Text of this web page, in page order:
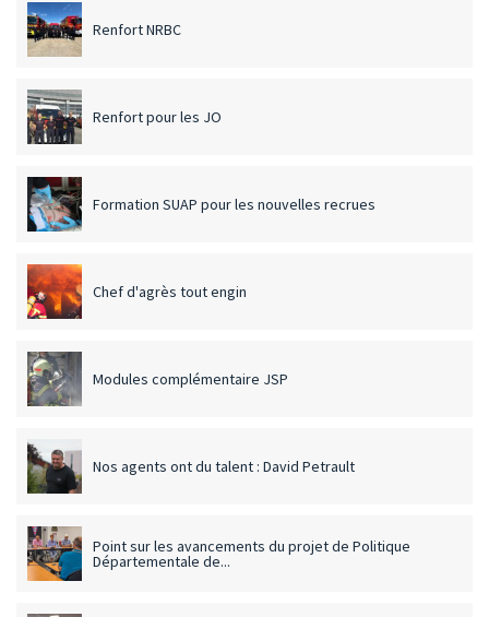
Renfort NRBC
Renfort pour les JO
Formation SUAP pour les nouvelles recrues
Chef d'agrès tout engin
Modules complémentaire JSP
Nos agents ont du talent : David Petrault
Point sur les avancements du projet de Politique
Départementale de...